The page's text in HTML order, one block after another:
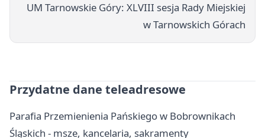
UM Tarnowskie Góry: XLVIII sesja Rady Miejskiej
w Tarnowskich Górach
Przydatne dane teleadresowe
Parafia Przemienienia Pańskiego w Bobrownikach
Śląskich - msze, kancelaria, sakramenty